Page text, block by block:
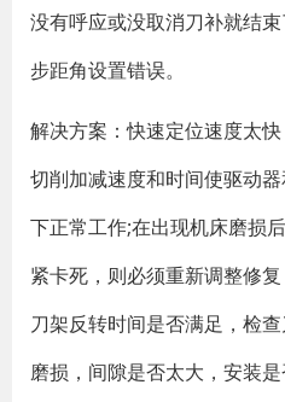
没有呼应或没取消刀补就结
步距角设置错误。
解决方案：快速定位速度太
切削加减速度和时间使驱动
下正常工作;在出现机床磨损
紧卡死，则必须重新调整修
刀架反转时间是否满足，检
磨损，间隙是否太大，安装是